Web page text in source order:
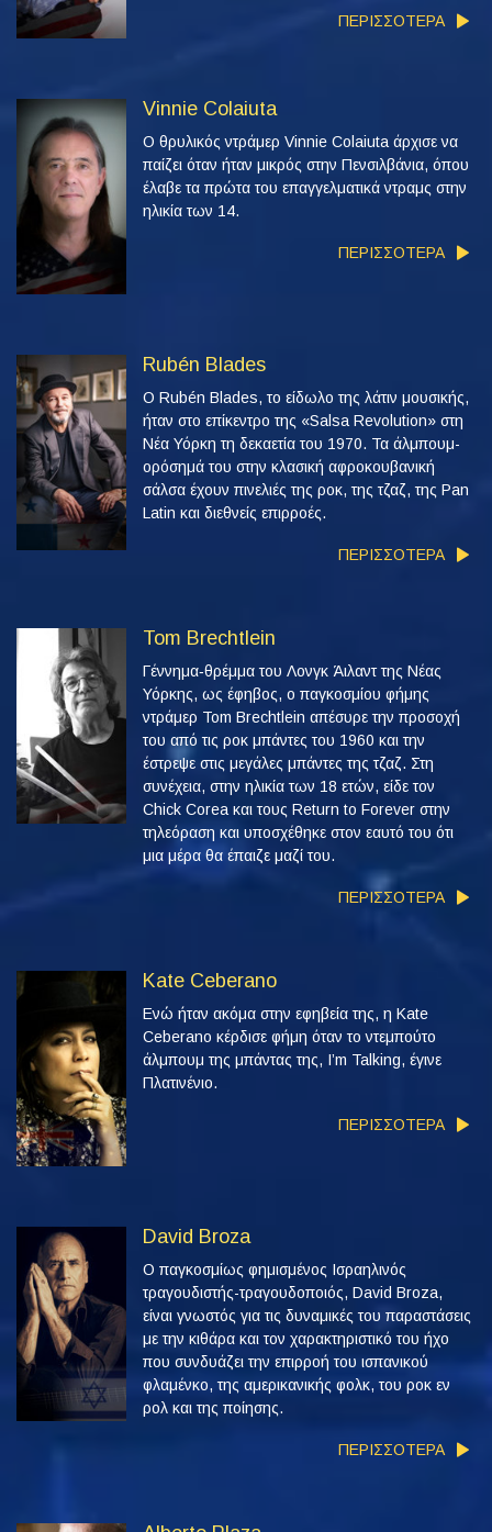
ΠΕΡΙΣΣΟΤΕΡΑ
Vinnie Colaiuta
Ο θρυλικός ντράμερ Vinnie Colaiuta άρχισε να
παίζει όταν ήταν μικρός στην Πενσιλβάνια, όπου
έλαβε τα πρώτα του επαγγελματικά ντραμς στην
ηλικία των 14.
ΠΕΡΙΣΣΟΤΕΡΑ
Rubén Blades
Ο Rubén Blades, το είδωλο της λάτιν μουσικής,
ήταν στο επίκεντρο της «Salsa Revolution» στη
Νέα Υόρκη τη δεκαετία του 1970. Τα άλμπουμ-
ορόσημά του στην κλασική αφροκουβανική
σάλσα έχουν πινελιές της ροκ, της τζαζ, της Pan
Latin και διεθνείς επιρροές.
ΠΕΡΙΣΣΟΤΕΡΑ
Tom Brechtlein
Γέννημα‑θρέμμα του Λονγκ Άιλαντ της Νέας
Υόρκης, ως έφηβος, ο παγκοσμίου φήμης
ντράμερ Tom Brechtlein απέσυρε την προσοχή
του από τις ροκ μπάντες του 1960 και την
έστρεψε στις μεγάλες μπάντες της τζαζ. Στη
συνέχεια, στην ηλικία των 18 ετών, είδε τον
Chick Corea και τους Return to Forever στην
τηλεόραση και υποσχέθηκε στον εαυτό του ότι
μια μέρα θα έπαιζε μαζί του.
ΠΕΡΙΣΣΟΤΕΡΑ
Kate Ceberano
Ενώ ήταν ακόμα στην εφηβεία της, η Kate
Ceberano κέρδισε φήμη όταν το ντεμπούτο
άλμπουμ της μπάντας της, I’m Talking, έγινε
Πλατινένιο.
ΠΕΡΙΣΣΟΤΕΡΑ
David Broza
Ο παγκοσμίως φημισμένος Ισραηλινός
τραγουδιστής-τραγουδοποιός, David Broza,
είναι γνωστός για τις δυναμικές του παραστάσεις
με την κιθάρα και τον χαρακτηριστικό του ήχο
που συνδυάζει την επιρροή του ισπανικού
φλαμένκο, της αμερικανικής φολκ, του ροκ εν
ρολ και της ποίησης.
ΠΕΡΙΣΣΟΤΕΡΑ